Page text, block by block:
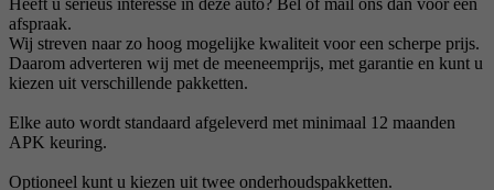
afspraak.
Wij streven naar zo hoog mogelijke kwaliteit voor een scherpe prijs.
Daarom adverteren wij met de meeneemprijs, met garantie en kunt u
kiezen uit verschillende pakketten.
Elke auto wordt standaard afgeleverd met minimaal 12 maanden
APK keuring.
Optioneel kunt u kiezen uit twee onderhoudspakketten.